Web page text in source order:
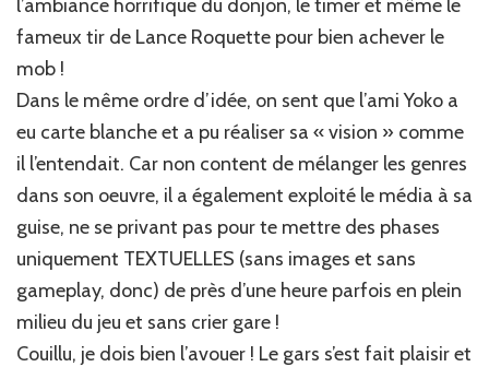
l’ambiance horrifique du donjon, le timer et même le
fameux tir de Lance Roquette pour bien achever le
mob !
Dans le même ordre d’idée, on sent que l’ami Yoko a
eu carte blanche et a pu réaliser sa « vision » comme
il l’entendait. Car non content de mélanger les genres
dans son oeuvre, il a également exploité le média à sa
guise, ne se privant pas pour te mettre des phases
uniquement TEXTUELLES (sans images et sans
gameplay, donc) de près d’une heure parfois en plein
milieu du jeu et sans crier gare !
Couillu, je dois bien l’avouer ! Le gars s’est fait plaisir et